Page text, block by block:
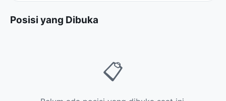
Posisi yang Dibuka
📋